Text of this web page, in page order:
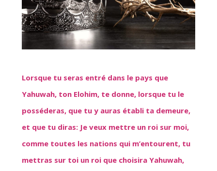
Lorsque tu seras entré dans le pays que
Yahuwah, ton Elohim, te donne, lorsque tu le
posséderas, que tu y auras établi ta demeure,
et que tu diras: Je veux mettre un roi sur moi,
comme toutes les nations qui m’entourent, tu
mettras sur toi un roi que choisira Yahuwah,